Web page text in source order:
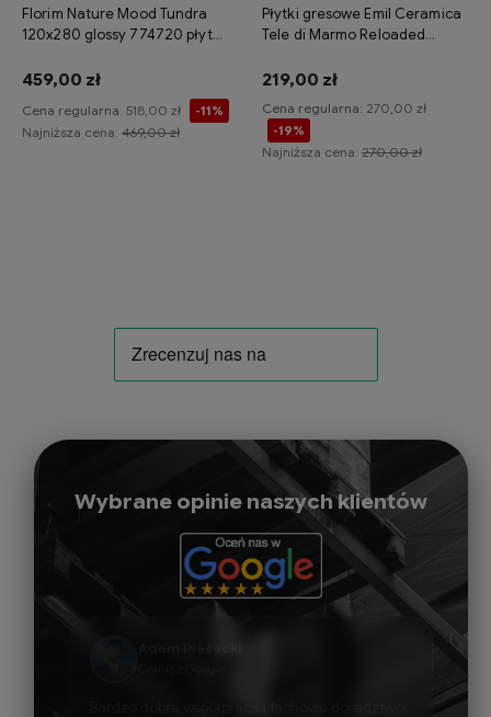
Florim Nature Mood Tundra
120x280 glossy 774720 płytka
459,00 zł
Cena regularna: 518,00 zł -11%
Najniższa cena: 469,00 zł
Płytki gresowe Emil Ceramica
Tele di Marmo Reloaded
219,00 zł
Cena regularna: 270,00 zł
-19%
Najniższa cena: 270,00 zł
Wybrane opinie naszych klientów